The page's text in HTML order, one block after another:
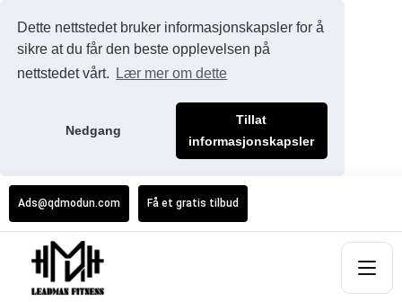
Dette nettstedet bruker informasjonskapsler for å
sikre at du får den beste opplevelsen på
nettstedet vårt.
Lær mer om dette
Nedgang
Tillat
informasjonskapsler
Ads@qdmodun.com Få et gratis tilbud